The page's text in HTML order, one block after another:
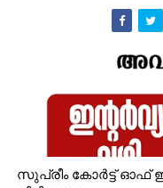
സുപ്രീം കോർട്ട് ഓഫ്